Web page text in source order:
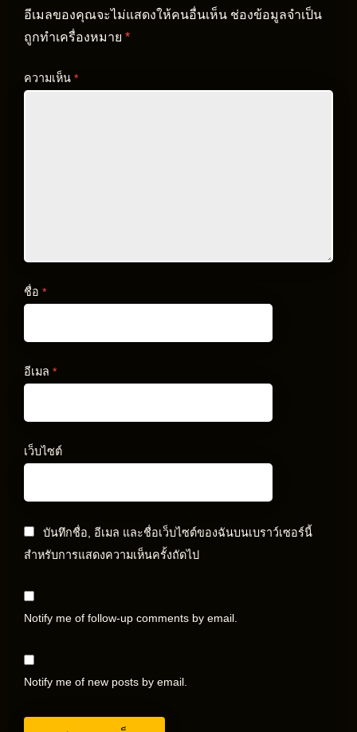
อีเมลของคุณจะไม่แสดงให้คนอื่นเห็น ช่องข้อมูลจำเป็น
ถูกทำเครื่องหมาย *
ความเห็น *
ชื่อ *
อีเมล *
เว็บไซต์
บันทึกชื่อ, อีเมล และชื่อเว็บไซต์ของฉันบนเบราว์เซอร์นี้
สำหรับการแสดงความเห็นครั้งถัดไป
Notify me of follow-up comments by email.
Notify me of new posts by email.